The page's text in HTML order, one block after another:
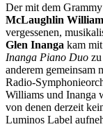
Der mit dem
McLaughlin
vergessenen,
Glen Inanga kam
Inanga Piano Duo
anderem gemeinsam
Radio-
Williams und Inanga
von denen derzeit
Luminos Label